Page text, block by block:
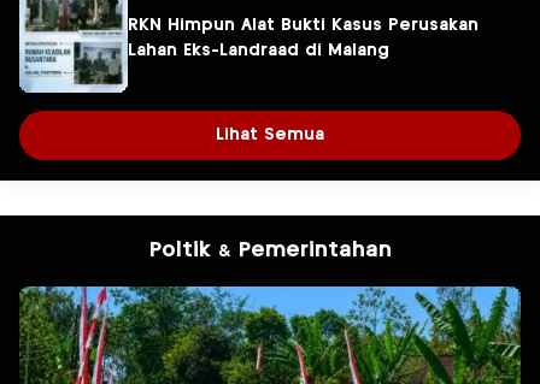
RKN Himpun Alat Bukti Kasus Perusakan
Lahan Eks-Landraad di Malang
Lihat Semua
Poltik & Pemerintahan